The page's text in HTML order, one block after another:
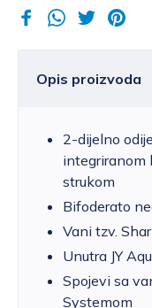
Opis proizvoda
2-dijelno
integriranom
strukom
Bifoderato
Vani tzv.
Unutra JY
Spojevi sa
Systemom